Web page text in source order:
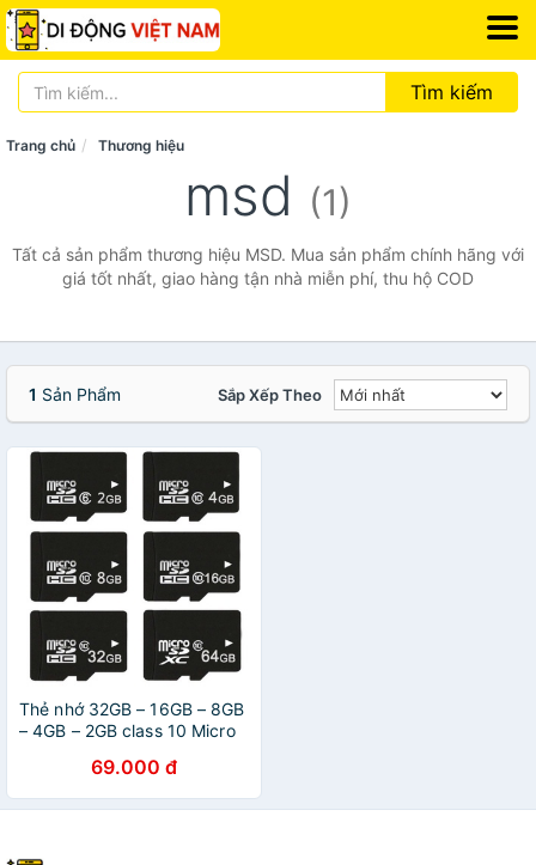
Tìm kiếm
Trang chủ Thương hiệu
msd (1)
Tất cả sản phẩm thương hiệu MSD. Mua sản phẩm chính hãng với
giá tốt nhất, giao hàng tận nhà miễn phí, thu hộ COD
1 Sản Phẩm Sắp Xếp Theo
Thẻ nhớ 32GB – 16GB – 8GB
– 4GB – 2GB class 10 Micro
nghe,camera....
69.000 đ